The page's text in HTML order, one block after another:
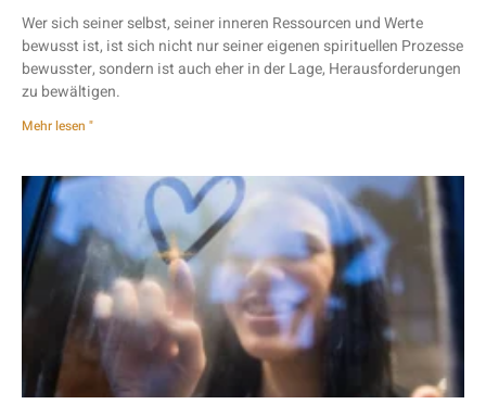
Wer sich seiner selbst, seiner inneren Ressourcen und Werte
bewusst ist, ist sich nicht nur seiner eigenen spirituellen Prozesse
bewusster, sondern ist auch eher in der Lage, Herausforderungen
zu bewältigen.
Mehr lesen "